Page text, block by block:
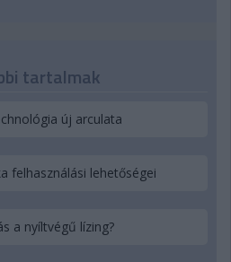
tartalmak
új arculata
felhasználási lehetőségei
a nyíltvégű lízing?